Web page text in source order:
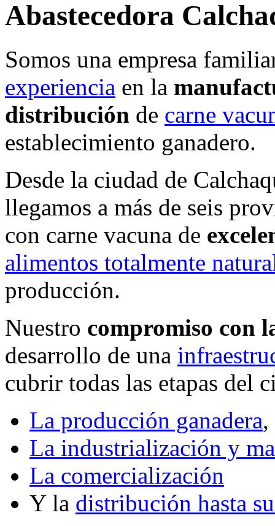
Abastecedora
Somos una empresa
experiencia en la
distribución de carne
establecimiento ganadero.
Desde la ciudad de
llegamos a más de seis
con carne vacuna de
alimentos totalmente
producción.
Nuestro compromiso con
desarrollo de una
cubrir todas las etapas del
La producción ganadera,
La industrialización y
La comercialización
Y la distribución hasta